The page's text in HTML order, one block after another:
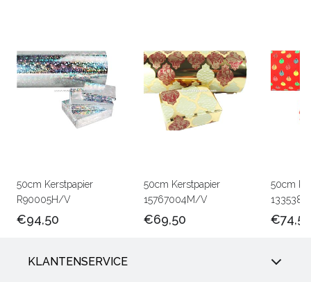
50cm Kerstpapier
R90005H/V
€94,50
50cm Kerstpapier
15767004M/V
€69,50
50cm
€74,50
KLANTENSERVICE